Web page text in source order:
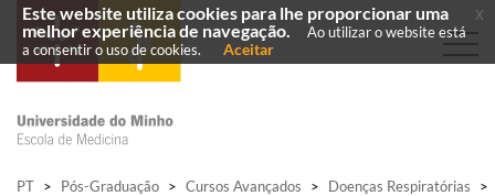
PT > Pós-Graduação > Cursos Avançados > Doenças Respiratórias
>
Este website utiliza cookies para lhe proporcionar uma
melhor experiência de navegação.
Ao utilizar o website está
a consentir o uso de cookies.
Aceitar
x